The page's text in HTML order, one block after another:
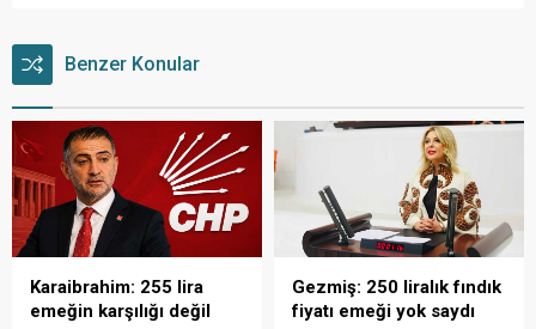
Benzer Konular
Karaibrahim: 255 lira
emeğin karşılığı değil
Gezmiş: 250 liralık fındık
fiyatı emeği yok saydı